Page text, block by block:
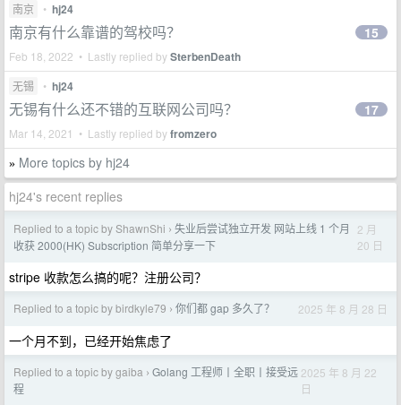
南京 • hj24
南京有什么靠谱的驾校吗？
Feb 18, 2022 • Lastly replied bySterbenDeath
15
无锡 • hj24
无锡有什么还不错的互联网公司吗？
Mar 14, 2021 • Lastly replied byfromzero
17
» More topics by hj24
hj24's recent replies
Replied to a topic by ShawnShi › 失业后尝试独立开发 网站上线 1 个月
收获 2000(HK) Subscription 简单分享一下
2 月
20 日
stripe 收款怎么搞的呢？注册公司？
Replied to a topic by birdkyle79 › 你们都 gap 多久了？ 2025 年 8 月 28 日
一个月不到，已经开始焦虑了
Replied to a topic by gaiba › Golang 工程师丨全职丨接受远
程
2025 年 8 月 22
日